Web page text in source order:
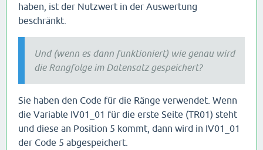
haben, ist der Nutzwert in der Auswertung
beschränkt.
Und (wenn es dann funktioniert) wie genau wird
die Rangfolge im Datensatz gespeichert?
Sie haben den Code für die Ränge verwendet. Wenn
die Variable IV01_01 für die erste Seite (TR01) steht
und diese an Position 5 kommt, dann wird in IV01_01
der Code 5 abgespeichert.